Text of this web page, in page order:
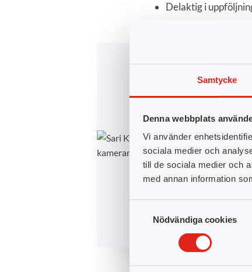
Samtycke
Denna webbplats
Vi använder
sociala medier och
till de sociala medier och
med annan information
Nödvändiga cookies
Delaktig i